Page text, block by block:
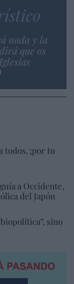
nada y la
que os
todos, ¡por tu
a Occidente,
del Japón
sino